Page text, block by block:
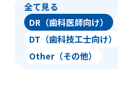
全て見る
DR（歯科医師向け）
DT（歯科技工士向け）
Other（その他）